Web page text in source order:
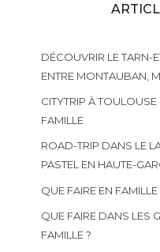
DÉCOUVRIR LE TARN-
ENTRE MONTAUBAN,
CITYTRIP À
FAMILLE
ROAD-TRIP DANS LE
PASTEL EN HAUTE-
QUE FAIRE EN
QUE FAIRE DANS LES
FAMILLE ?